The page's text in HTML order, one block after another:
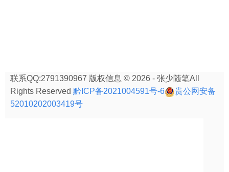
联系QQ:2791390967 版权信息 © 2026 - 张少随笔All
Rights Reserved 黔ICP备2021004591号-6
贵公网安备
52010202003419号